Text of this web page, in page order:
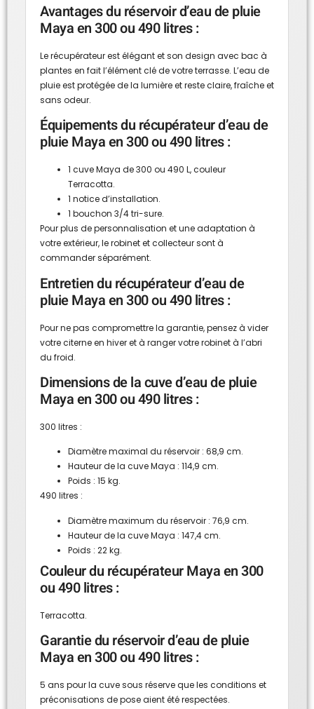
Avantages du réservoir d’eau de pluie
Maya en 300 ou 490 litres :
Le récupérateur est élégant et son design avec bac à
plantes en fait l’élément clé de votre terrasse. L’eau de
pluie est protégée de la lumière et reste claire, fraîche et
sans odeur.
Équipements du récupérateur d’eau de
pluie Maya en 300 ou 490 litres :
1 cuve Maya de 300 ou 490 L, couleur
Terracotta.
1 notice d’installation.
1 bouchon 3/4 tri-sure.
Pour plus de personnalisation et une adaptation à
votre extérieur, lerobinetetcollecteursont à
commander séparément.
Entretien du récupérateur d’eau de
pluie Maya en 300 ou 490 litres :
Pour ne pas compromettre la garantie, pensez à vider
votre citerne en hiver et à ranger votre robinet à l’abri
du froid.
Dimensions de la cuve d’eau de pluie
Maya en 300 ou 490 litres :
300 litres :
Diamètre maximal du réservoir : 68,9 cm.
Hauteur de la cuve Maya : 114,9 cm.
Poids : 15 kg.
490 litres :
Diamètre maximum du réservoir : 76,9 cm.
Hauteur de la cuve Maya : 147,4 cm.
Poids : 22 kg.
Couleur du récupérateur Maya en 300
ou 490 litres :
Terracotta.
Garantie du réservoir d’eau de pluie
Maya en 300 ou 490 litres :
5 ans pour la cuve sous réserve que les conditions et
préconisations de pose aient été respectées.